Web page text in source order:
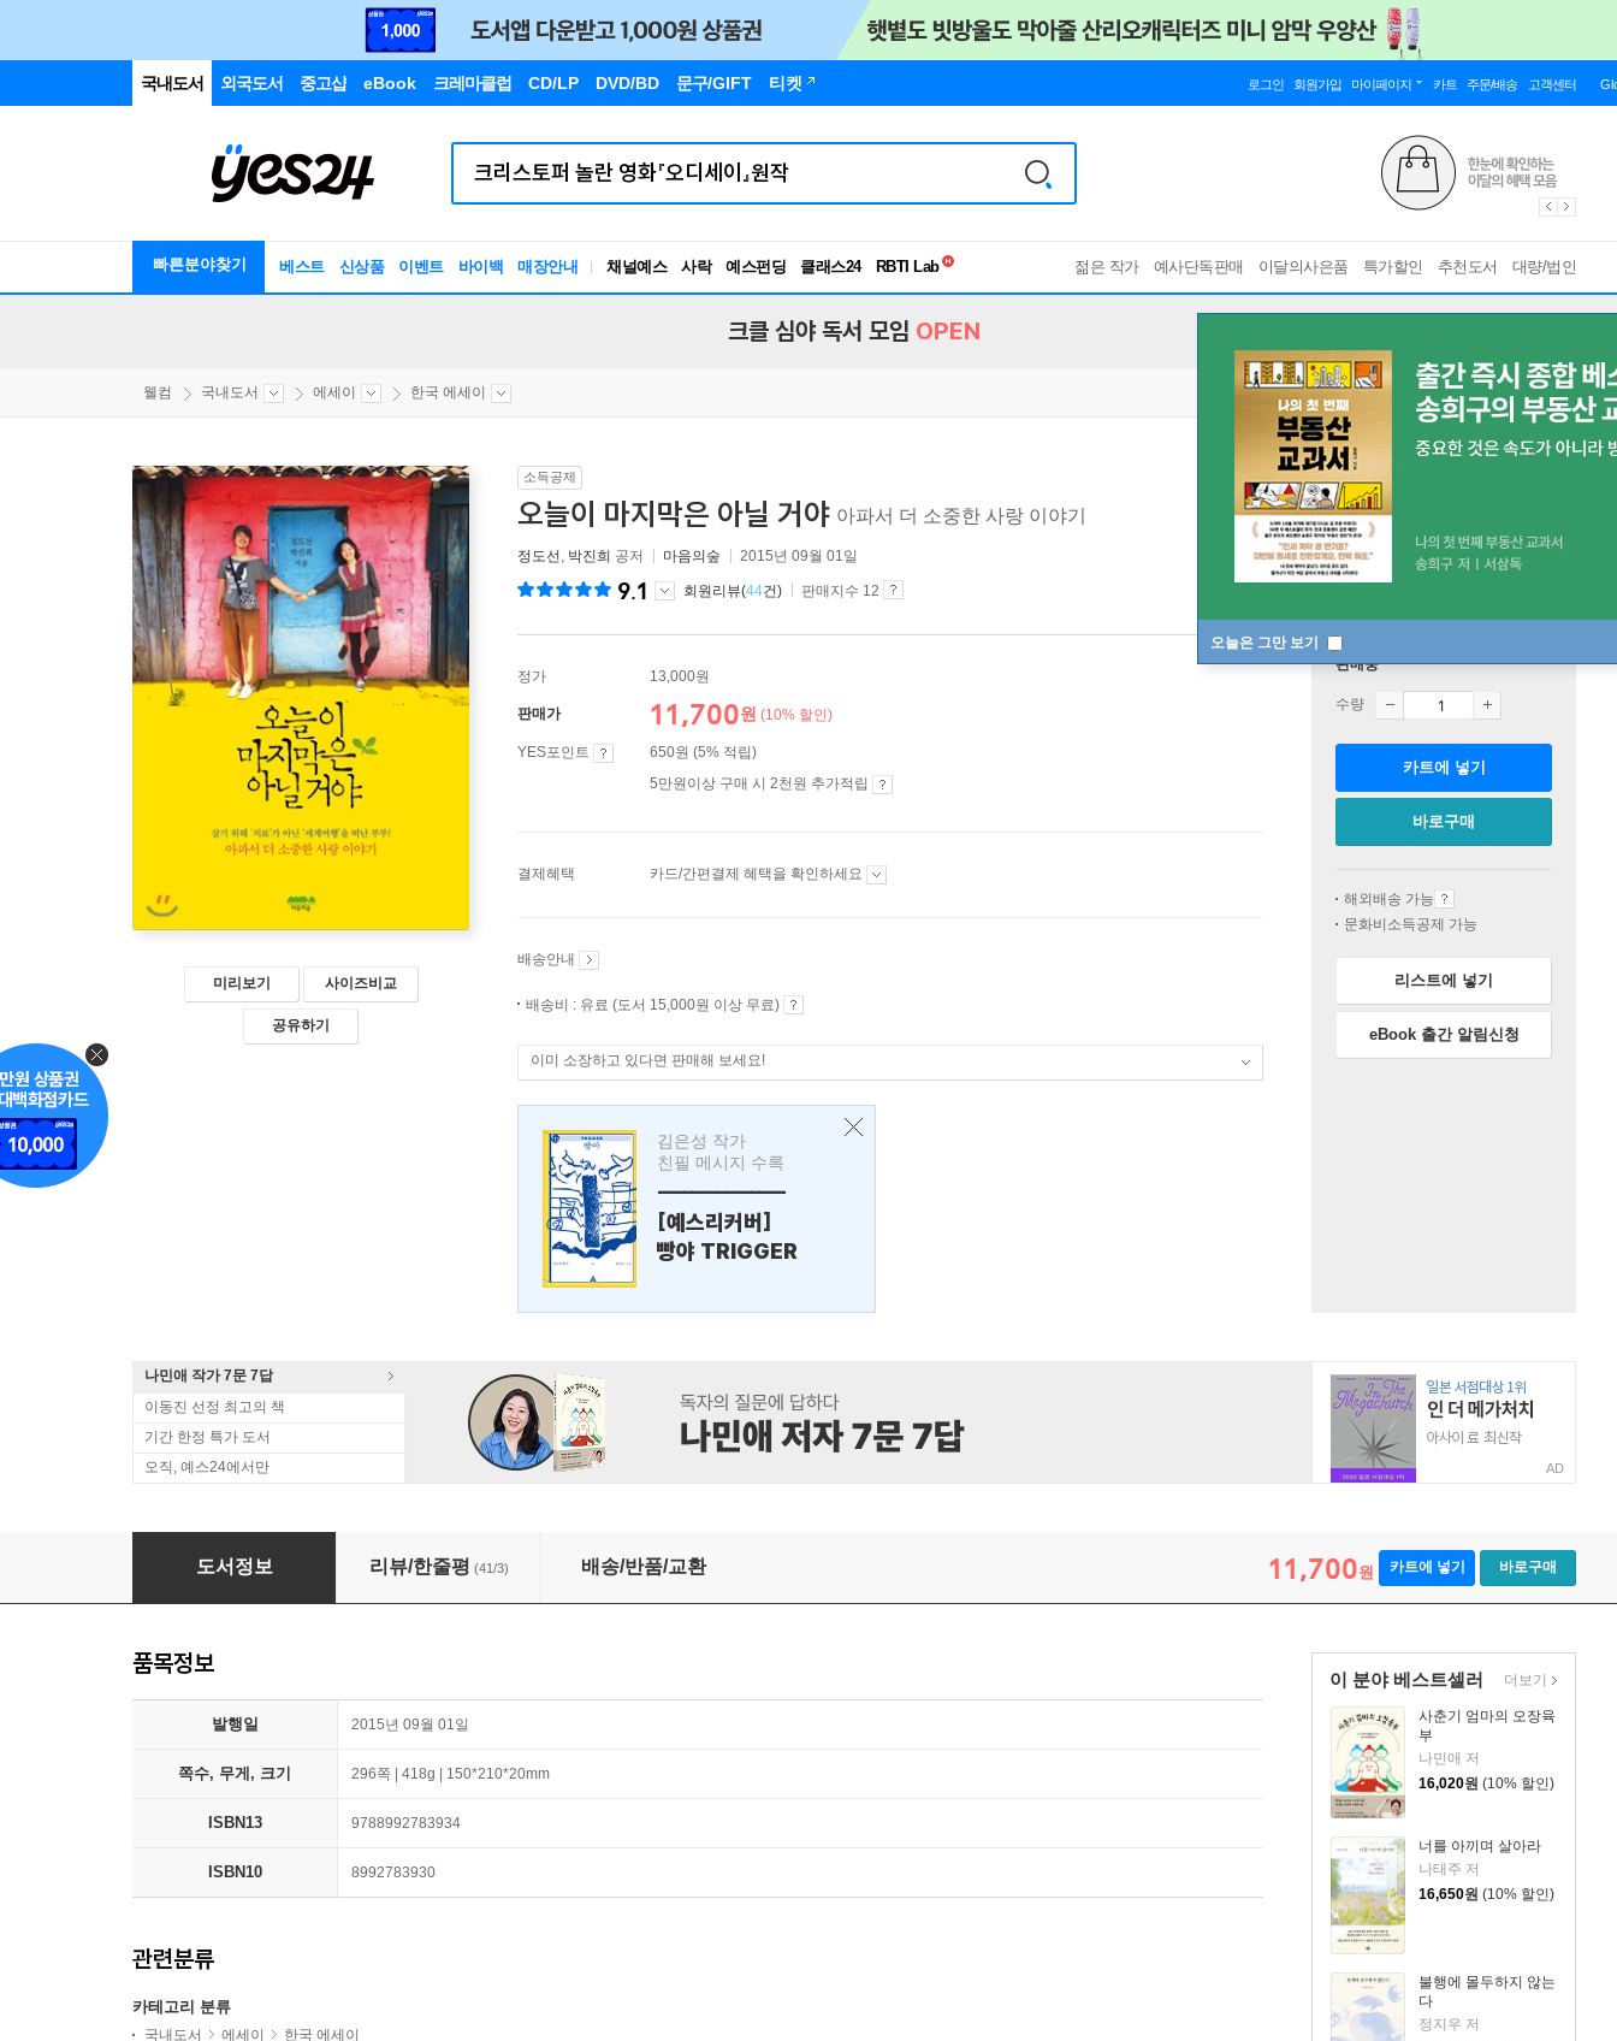
국내도서 외국도서 중고샵 eBook 크레마클럽 CD/LP DVD/BD 문구/GIFT 티켓 로그인 회원가입 마이페이지 카트 주문/배송 고객센터
빠른분야찾기 베스트 신상품 이벤트 바이백 매장안내 채널예스 사락 예스펀딩 클래스24
RBTI Lab
독서유형검사
젊은 작가 예사단독판매 이달의사은품 특가할인 추천도서 대량/법인
오늘은 그만 보기
크클 심야 독서 모임 OPEN
웰컴 국내도서 에세이 한국 에세이
미리보기 사이즈비교
공유하기
소득공제
오늘이 마지막은 아닐 거야 아파서 더 소중한 사랑 이야기
정도선 , 박진희 공저 마음의숲 2015년 09월 01일
9.1 회원리뷰(44건) 판매지수 12
정가 13,000원
판매가 11,700원 (10% 할인)
YES포인트
650원 (5% 적립)
5만원이상 구매 시 2천원 추가적립
결제혜택 카드/간편결제 혜택을 확인하세요
배송안내
배송비 : 유료 (도서 15,000원 이상 무료)
이미 소장하고 있다면 판매해 보세요!
김은성 작가
친필 메시지 수록
---------------
[예스리커버]
빵야 TRIGGER
판매중
수량
카트에 넣기
바로구매
해외배송 가능
문화비소득공제 가능
리스트에 넣기
eBook 출간 알림신청
나민애 작가 7문 7답
이동진 선정 최고의 책
기간 한정 특가 도서
오직, 예스24에서만
AD
오늘이 마지막은 아닐 거야
도서정보 리뷰/한줄평 (41/3) 배송/반품/교환 11,700원 카트에 넣기 바로구매
이 분야 베스트셀러
사춘기 엄마의 오장육
부
나민애 저
16,020원 (10% 할인)
너를 아끼며 살아라
나태주 저
16,650원 (10% 할인)
불행에 몰두하지 않는
다
정지우 저
더보기
품목정보
발행일 2015년 09월 01일
쪽수, 무게, 크기 296쪽 | 418g | 150*210*20mm
ISBN13 9788992783934
ISBN10 8992783930
관련분류
카테고리 분류
국내도서 에세이 한국 에세이